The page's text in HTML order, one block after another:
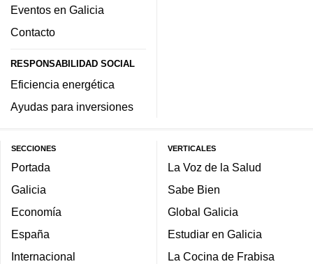
Eventos en Galicia
Contacto
RESPONSABILIDAD SOCIAL
Eficiencia energética
Ayudas para inversiones
SECCIONES
Portada
Galicia
Economía
España
Internacional
VERTICALES
La Voz de la Salud
Sabe Bien
Global Galicia
Estudiar en Galicia
La Cocina de Frabisa